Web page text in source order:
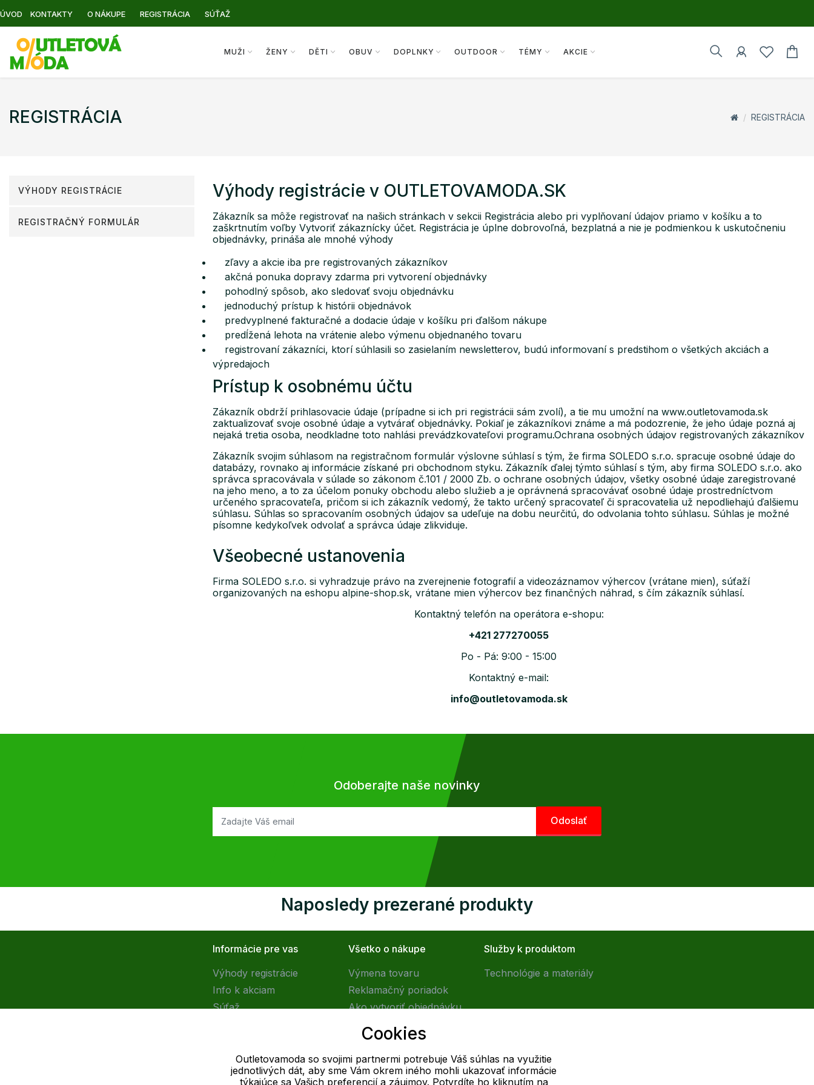
ÚVOD KONTAKTY O NÁKUPE REGISTRÁCIA SÚŤAŽ
MUŽI ŽENY DĚTI OBUV DOPLNKY OUTDOOR TÉMY AKCIE
REGISTRÁCIA REGISTRÁCIA
VÝHODY REGISTRÁCIE
REGISTRAČNÝ FORMULÁR
Výhody registrácie v OUTLETOVAMODA.SK
Zákazník sa môže registrovať na našich stránkach v sekcii Registrácia alebo pri vyplňovaní údajov priamo v košíku a to
zaškrtnutím voľby Vytvoriť zákaznícky účet. Registrácia je úplne dobrovoľná, bezplatná a nie je podmienkou k uskutočneniu
objednávky, prináša ale mnohé výhody
zľavy a akcie iba pre registrovaných zákazníkov
akčná ponuka dopravy zdarma pri vytvorení objednávky
pohodlný spôsob, ako sledovať svoju objednávku
jednoduchý prístup k histórii objednávok
predvyplnené fakturačné a dodacie údaje v košíku pri ďalšom nákupe
predĺžená lehota na vrátenie alebo výmenu objednaného tovaru
registrovaní zákazníci, ktorí súhlasili so zasielaním newsletterov, budú informovaní s predstihom o všetkých akciách a
výpredajoch
Prístup k osobnému účtu
Zákazník obdrží prihlasovacie údaje (prípadne si ich pri registrácii sám zvolí), a tie mu umožní na www.outletovamoda.sk
zaktualizovať svoje osobné údaje a vytvárať objednávky. Pokiaľ je zákazníkovi známe a má podozrenie, že jeho údaje pozná aj
nejaká tretia osoba, neodkladne toto nahlási prevádzkovateľovi programu.Ochrana osobných údajov registrovaných zákazníkov
Zákazník svojim súhlasom na registračnom formulár výslovne súhlasí s tým, že firma SOLEDO s.r.o. spracuje osobné údaje do
databázy, rovnako aj informácie získané pri obchodnom styku. Zákazník ďalej týmto súhlasí s tým, aby firma SOLEDO s.r.o. ako
správca spracovávala v súlade so zákonom č.101 / 2000 Zb. o ochrane osobných údajov, všetky osobné údaje zaregistrované
na jeho meno, a to za účelom ponuky obchodu alebo služieb a je oprávnená spracovávať osobné údaje prostredníctvom
určeného spracovateľa, pričom si ich zákazník vedomý, že takto určený spracovateľ či spracovatelia už nepodliehajú ďalšiemu
súhlasu. Súhlas so spracovaním osobných údajov sa udeľuje na dobu neurčitú, do odvolania tohto súhlasu. Súhlas je možné
písomne ​​kedykoľvek odvolať a správca údaje zlikviduje.
Všeobecné ustanovenia
Firma SOLEDO s.r.o. si vyhradzuje právo na zverejnenie fotografií a videozáznamov výhercov (vrátane mien), súťaží
organizovaných na eshopu alpine-shop.sk, vrátane mien výhercov bez finančných náhrad, s čím zákazník súhlasí.
Kontaktný telefón na operátora e-shopu:
+421 277270055
Po - Pá: 9:00 - 15:00
Kontaktný e-mail:
info@outletovamoda.sk
Odoberajte naše novinky
Naposledy prezerané produkty
Informácie pre vas
Výhody registrácie
Info k akciam
Súťaž
Všetko o nákupe
Výmena tovaru
Reklamačný poriadok
Ako vytvoriť objednávku
Obchodné podmienky
Doprava
Služby k produktom
Technológie a materiály
E-mail
Cookies
Outletovamoda so svojimi partnermi potrebuje Váš súhlas na využitie
jednotlivých dát, aby sme Vám okrem iného mohli ukazovať informácie
týkajúce sa Vašich preferencií a záujmov. Potvrdíte ho kliknutím na